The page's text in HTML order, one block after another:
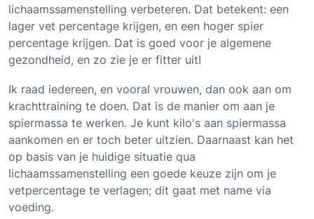
lichaamssamenstelling verbeteren. Dat betekent: een
lager vet percentage krijgen, en een hoger spier
percentage krijgen. Dat is goed voor je algemene
gezondheid, en zo zie je er fitter uit!
Ik raad iedereen, en vooral vrouwen, dan ook aan om
krachttraining te doen. Dat is de manier om aan je
spiermassa te werken. Je kunt kilo's aan spiermassa
aankomen en er toch beter uitzien. Daarnaast kan het
op basis van je huidige situatie qua
lichaamssamenstelling een goede keuze zijn om je
vetpercentage te verlagen; dit gaat met name via
voeding.